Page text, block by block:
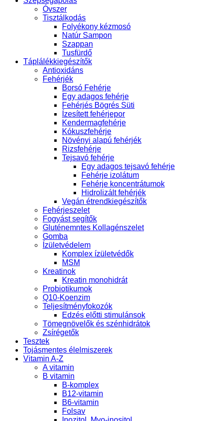
Óvszer
Tisztálkodás
Folyékony kézmosó
Natúr Sampon
Szappan
Tusfürdő
Táplálékkiegészítők
Antioxidáns
Fehérjék
Borsó Fehérje
Egy adagos fehérje
Fehérjés Bögrés Süti
Ízesített fehérjepor
Kendermagfehérje
Kókuszfehérje
Növényi alapú fehérjék
Rizsfehérje
Tejsavó fehérje
Egy adagos tejsavó fehérje
Fehérje izolátum
Fehérje koncentrátumok
Hidrolizált fehérjék
Vegán étrendkiegészítők
Fehérjeszelet
Fogyást segítők
Gluténemntes Kollagénszelet
Gomba
Ízületvédelem
Komplex ízületvédők
MSM
Kreatinok
Kreatin monohidrát
Probiotikumok
Q10-Koenzim
Teljesítményfokozók
Edzés előtti stimulánsok
Tömegnövelők és szénhidrátok
Zsírégetők
Tesztek
Tojásmentes élelmiszerek
Vitamin A-Z
A vitamin
B vitamin
B-komplex
B12-vitamin
B6-vitamin
Folsav